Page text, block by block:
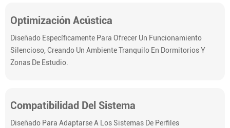
Optimización Acústica
Diseñado Específicamente Para Ofrecer Un Funcionamiento
Silencioso, Creando Un Ambiente Tranquilo En Dormitorios Y
Zonas De Estudio.
Compatibilidad Del Sistema
Diseñado Para Adaptarse A Los Sistemas De Perfiles